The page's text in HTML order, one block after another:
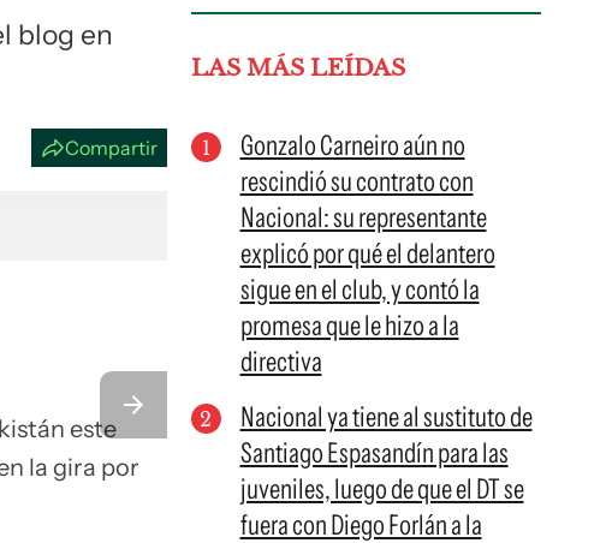
blog en
Compartir
este
la gira por
LAS MÁS LEÍDAS
Gonzalo Carneiro aún no
rescindió su contrato con
Nacional: su representante
explicó por qué el delantero
sigue en el club, y contó la
promesa que le hizo a la
directiva
Nacional ya tiene al sustituto de
Santiago Espasandín para las
juveniles, luego de que el DT se
fuera con Diego Forlán a la